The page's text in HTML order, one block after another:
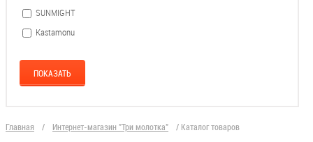
SUNMIGHT
Kastamonu
Главная / Интернет-магазин "Три молотка" / Каталог товаров